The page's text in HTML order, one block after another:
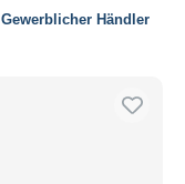
Gewerblicher Händler